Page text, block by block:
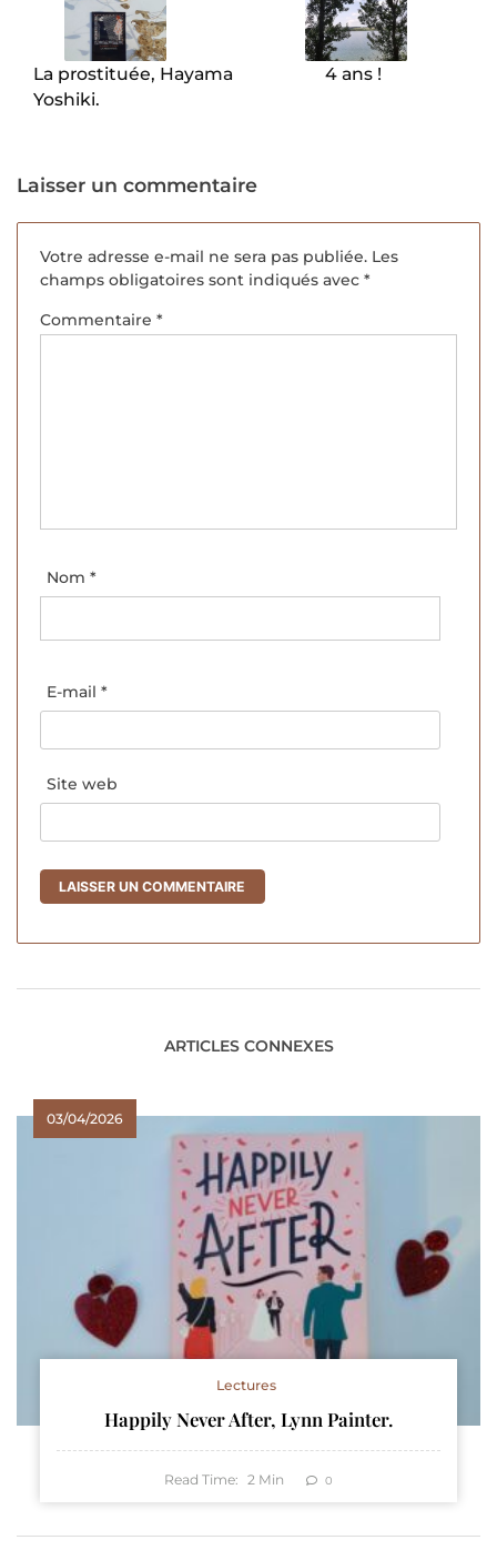
l’article
La prostituée, Hayama
Yoshiki.
4 ans !
Laisser un commentaire
Votre adresse e-mail ne sera pas publiée. Les
champs obligatoires sont indiqués avec *
Commentaire *
Nom *
E-mail *
Site web
ARTICLES CONNEXES
03/04/2026
Lectures
Happily Never After, Lynn Painter.
Read Time: 2 Min 0